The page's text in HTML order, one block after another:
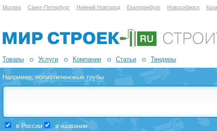
Москва Санкт-Петербург Нижний Новгород Екатеринбург Новосибирск
Товары Услуги Компании Статьи Тендеры
Например,полиэтиленовые трубы
в России в названии